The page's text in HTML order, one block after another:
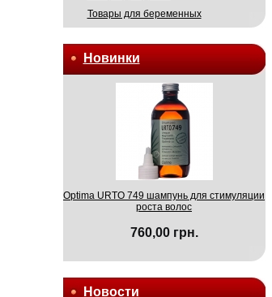
Товары для беременных
Новинки
Optima URTO 749 шампунь для стимуляции
роста волос
760,00 грн.
Новости